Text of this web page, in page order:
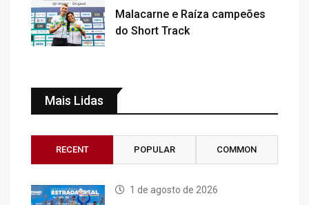
Malacarne e Raíza campeões
do Short Track
Mais Lidas
RECENT POPULAR COMMON
1 de agosto de 2026